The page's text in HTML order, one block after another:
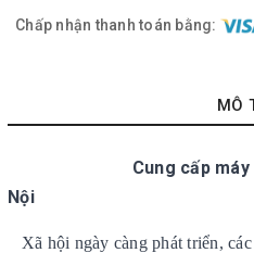
Chấp nhận thanh toán bằng:
MÔ
Cung cấp
Nội
Xã hội ngày càng phát triển,